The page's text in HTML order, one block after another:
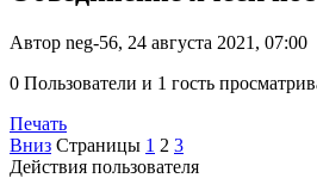
Автор neg-56, 24 августа 2021, 07:00
0 Пользователи и 1 гость
Печать
Вниз Страницы 1 2 3
Действия пользователя